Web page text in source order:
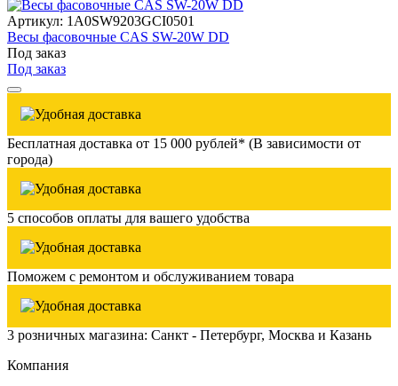
Артикул: 1A0SW9203GCI0501
Весы фасовочные CAS SW-20W DD
Под заказ
Под заказ
Бесплатная доставка от 15 000 рублей* (В зависимости от
города)
5 способов оплаты для вашего удобства
Поможем с ремонтом и обслуживанием товара
3 розничных магазина: Санкт - Петербург, Москва и Казань
Компания